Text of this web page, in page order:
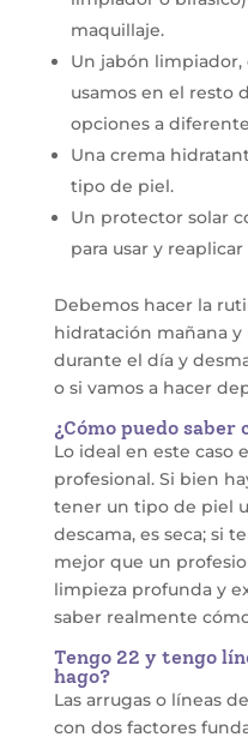
maquillaje.
Un jabón
usamos en el resto
opciones a
Una crema
tipo de piel.
Un protector solar
para usar y
Debemos hacer la
hidratación mañana
durante el día y
o si vamos a hacer
¿Cómo puedo
Lo ideal en este caso
profesional. Si bien
tener un tipo de piel
descama, es seca; si
mejor que un
limpieza profunda y
saber realmente
Tengo 22 y tengo
hago?
Las arrugas o líneas
con dos factores